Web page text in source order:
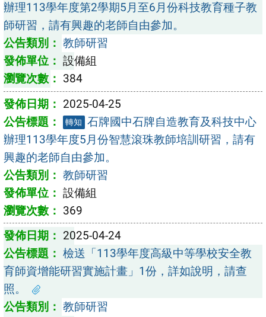
辦理113學年度第2學期5月至6月份科技教育種子教
師研習，請有興趣的老師自由參加。
教師研習
設備組
384
2025-04-25
轉知 石牌國中石牌自造教育及科技中心
辦理113學年度5月份智慧滾珠教師培訓研習，請有
興趣的老師自由參加。
教師研習
設備組
369
2025-04-24
檢送「113學年度高級中等學校安全教
育師資增能研習實施計畫」1份，詳如說明，請查
照。
教師研習